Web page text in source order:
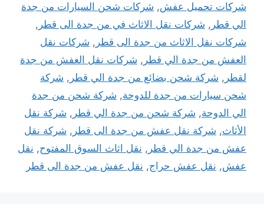
شركات تحميل عفش, شركات شحن السيارات من جدة
الي قطر , شركات نقل الاثاث في من جدة الى قطر ,
شركات نقل الاثاث من جدة الى قطر , شركات نقل
العفش من جدة الي قطر , شركات نقل العفش من جدة
لقطر , شركة شحن بضائع من جدة الي قطر , شركة
شحن سيارات من جدة للدوحة, شركة شحن من جدة
الي الدوحة, شركة شحن من جدة الي قطر , شركة نقل
الأثاث, شركة نقل عفش من جدة الى قطر , شركة نقل
عفش من جدة الي قطر , نقل اثاث السوق المفتوح, نقل
عفش, نقل عفش حراج, نقل عفش من جدة الى قطر